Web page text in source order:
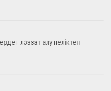
ләззат алу неліктен